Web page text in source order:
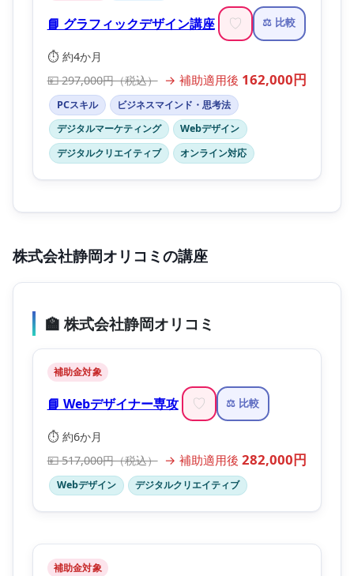
📘 グラフィックデザイン講座 ♡ ⚖️ 比較
⏱️ 約4か月
💴 297,000円（税込） → 補助適用後 162,000円
PCスキル
ビジネスマインド・思考法
デジタルマーケティング
Webデザイン
デジタルクリエイティブ
オンライン対応
株式会社静岡オリコミの講座
🏫 株式会社静岡オリコミ
補助金対象
📘 Webデザイナー専攻 ♡ ⚖️ 比較
⏱️ 約6か月
💴 517,000円（税込） → 補助適用後 282,000円
Webデザイン デジタルクリエイティブ
補助金対象